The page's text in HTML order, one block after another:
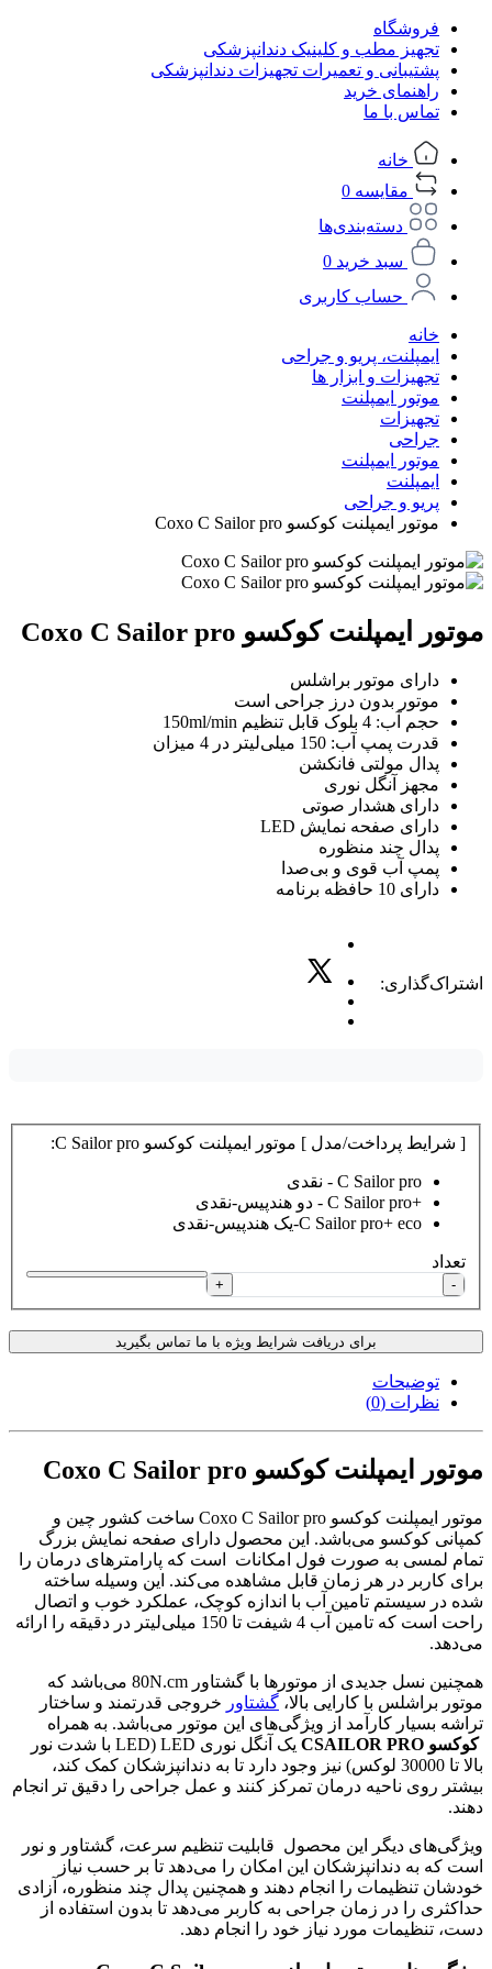
فروشگاه
تجهیز مطب و کلینیک دندانپزشکی
پشتیبانی و تعمیرات تجهیزات دندانپزشکی
راهنمای خرید
تماس با ما
خانه
مقایسه 0
دسته‌بندی‌ها
سبد خرید 0
حساب کاربری
خانه
ایمپلنت، پریو و جراحی
تجهیزات و ابزار ها
موتور ایمپلنت
تجهیزات
جراحی
موتور ایمپلنت
ایمپلنت
پریو و جراحی
موتور ایمپلنت کوکسو Coxo C Sailor pro
موتور ایمپلنت کوکسو Coxo C Sailor pro
دارای موتور براشلس
موتور بدون درز جراحی است
حجم آب: 4 بلوک قابل تنظیم 150ml/min
قدرت پمپ آب: 150 میلی‌لیتر در 4 میزان
پدال مولتی فانکشن
مجهز آنگل نوری
دارای هشدار صوتی
دارای صفحه نمایش LED
پدال چند منظوره
پمپ آب قوی و بی‌صدا
دارای 10 حافظه برنامه
اشتراک‌گذاری:
[ شرایط پرداخت/مدل ] موتور ایمپلنت کوکسو C Sailor pro:
C Sailor pro - نقدی
+C Sailor pro - دو هندپیس-نقدی
C Sailor pro+ eco-یک هندپیس-نقدی
تعداد
-
+
برای دریافت شرایط ویژه با ما تماس بگیرید
توضیحات
نظرات (0)
موتور ایمپلنت کوکسو Coxo C Sailor pro
موتور ایمپلنت کوکسو Coxo C Sailor pro ساخت کشور چین و
کمپانی کوکسو می‌باشد. این محصول دارای صفحه نمایش بزرگ
تمام لمسی به صورت فول امکانات است که پارامترهای درمان را
برای کاربر در هر زمان قابل مشاهده می‌کند. این وسیله ساخته
شده در سیستم تامین آب با اندازه کوچک، عملکرد خوب و اتصال
راحت است که تامین آب 4 شیفت تا 150 میلی‌لیتر در دقیقه را ارائه
می‌دهد.
همچنین نسل جدیدی از موتورها با گشتاور 80N.cm می‌باشد که
موتور براشلس با کارایی بالا، گشتاور خروجی قدرتمند و ساختار
تراشه بسیار کارآمد از ویژگی‌های این موتور می‌باشد. به همراه
کوکسو CSAILOR PRO
یک آنگل نوری LED (LED با شدت نور
بالا تا 30000 لوکس) نیز وجود دارد تا به دندانپزشکان کمک کند،
بیشتر روی ناحیه درمان تمرکز کنند و عمل جراحی را دقیق تر انجام
دهند.
ویژگی‌های دیگر این محصول قابلیت تنظیم سرعت، گشتاور و نور
است که به دندانپزشکان این امکان را می‌دهد تا بر حسب نیاز
خودشان تنظیمات را انجام دهند و همچنین پدال چند منظوره، آزادی
حداکثری را در زمان جراحی به کاربر می‌دهد تا بدون استفاده از
دست، تنظیمات مورد نیاز خود را انجام دهد.